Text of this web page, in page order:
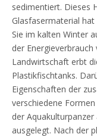
sedimentiert. Dieses
Glasfasermaterial
Sie im kalten Winter
der Energieverbrauch
Landwirtschaft erbt
Plastikfischtanks.
Eigenschaften der
verschiedene
der
ausgelegt. Nach der